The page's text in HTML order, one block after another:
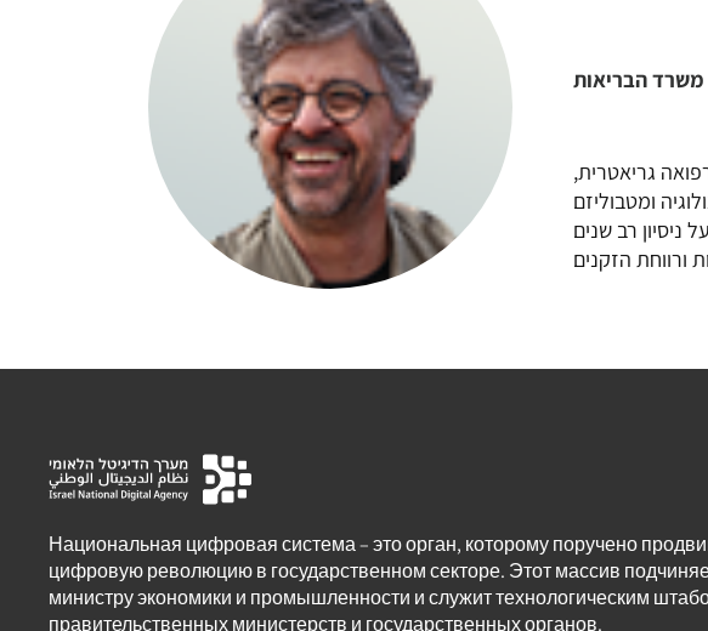
משרד הבריאות
גריאטרית,
ניסיון רב שנים
Национальная цифровая система – это орган, которому поручено
цифровую революцию в государственном секторе. Этот массив
министру экономики и промышленности и служит технологическим
правительственных министерств и государственных органов.